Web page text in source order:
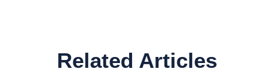
Related Articles